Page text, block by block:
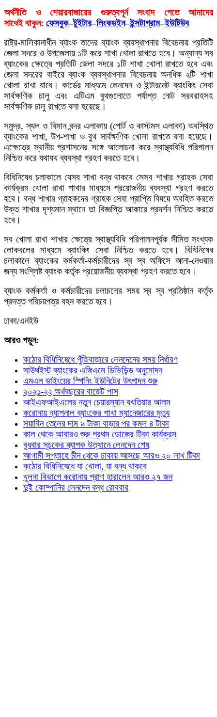
অর্থনীতি ও শেয়ারবাজারের গুরুত্বপূর্ন সংবাদ পেতে আমাদের
সাথেই থাকুন: ফেসবুক–টুইটার–লিংকডইন–ইন্সটাগ্রাম–ইউটিউব
রাষ্ট্র-মালিকানাধীন ব্যাংক তাদের ব্যাংক ব্যবস্থাপনার বিবেচনায় প্রতিটি
জেলা সদরে ও উপজেলায় ১টি করে শাখা খোলা রাখতে হবে। অন্যান্য সব
ব্যাংকের ক্ষেত্রে প্রতিটি জেলা সদরে ১টি শাখা খােলা রাখতে হবে এবং
জেলা সদরের বাইরে ব্যাংক ব্যবস্থাপনার বিবেচনায় অনধিক ২টি শাখা
খােলা রাখা যাবে। কার্ডের মাধ্যমে লেনদেন ও ইন্টারনেট ব্যাংকিং সেবা
সার্বক্ষণিক চালু এবং এটিএম বুথগুলােতে পর্যাপ্ত নােট সরবরাহসহ
সার্বক্ষণিক চালু রাখতে বলা হয়েছে।
সমুদ্র, স্থল ও বিমান বন্দর এলাকায় (পাের্ট ও কাস্টমস এলাকা) অবস্থিত
ব্যাংকের শাখা, উপ-শাখা ও বুথ সার্বক্ষণিক খােলা রাখতে বলা হয়েছে।
এক্ষেত্রে স্থানীয় প্রশাসনের সঙ্গে আলােচনা করে স্বাস্থ্যবিধি পরিপালন
নিশ্চিত করে যথাযথ ব্যবস্থা গ্রহণ করতে হবে।
বিধিনিষেধ চলাকালে যেসব শাখা বন্ধ থাকবে সেসব শাখার গ্রাহক সেবা
কার্যক্রম খোলা রাখা শাখার মাধ্যমে প্রয়ােজনীয় ব্যবস্থা গ্রহণ করতে
হবে। বন্ধ শাখার গ্রাহকদের গ্রাহক সেবা প্রাপ্তি বিষয়ে অবহিত করতে
উক্ত শাখার দৃশ্যমান স্থানে তা বিজ্ঞপ্তি আকারে প্রদর্শন নিশ্চিত করতে
হবে।
সব খােলা রাখা শাখার ক্ষেত্রে স্বাস্থ্যবিধি পরিপালনপূর্বক সীমিত সংখ্যক
লােকবলের মাধ্যমে ব্যাংকিং সেবা নিশ্চিত করতে হবে। বিধিনিষেধ
চলাকালে ব্যাংকের কর্মকর্তা-কর্মচারীদের স্ব স্ব অফিসে আনা-নেওয়ার
জন্য সংশ্লিষ্ট ব্যাংক কর্তৃক প্রয়ােজনীয় ব্যবস্থা গ্রহণ করতে হবে।
ব্যাংক কর্মকর্তা ও কর্মচারীদের চলাচলের সময় স্ব স্ব প্রতিষ্ঠান কর্তৃক
প্রদত্ত পরিচয়পত্র বহন করতে হবে।
ঢাকা/এনইউ
আরও পড়ুন:
কঠোর বিধিনিষেধে পুঁজিবাজারে লেনদেনের সময় নির্ধারণ
সাউথইস্ট ব্যাংকের এজিএমে ডিভিডিন্ড অনুমোদন
এমএল ডাইংয়ের স্পিনিং ইউনিটের উৎপাদন শুরু
২০২১-২২ অর্থবছরের বাজেট পাস
আইএফআইএলের নতুন চেয়ারম্যান বখতিয়ার আলম
করোনায় ন্যাশনাল ব্যাংকের শাখা ম্যানেজারের মৃত্যু
সয়াবিন তেলের দাম ৯ টাকা বাড়ার পর কমল ৪ টাকা
কাল থেকে আবারও শুরু প্রথম ডোজের টিকা কার্যক্রম
বুধবার সূচকের ব্যাপক উত্থানে লেনদেন শেষ
আগামী সপ্তাহে চীন থেকে ঢাকায় আসছে আরও ২০ লাখ টিকা
কঠোর বিধিনিষেধে যা খোলা, যা বন্ধ থাকবে
খুলনা বিভাগে করোনায় প্রাণ হারালেন আরও ২৭ জন
দুই কোম্পানির লেনদেন বন্ধ রোববার